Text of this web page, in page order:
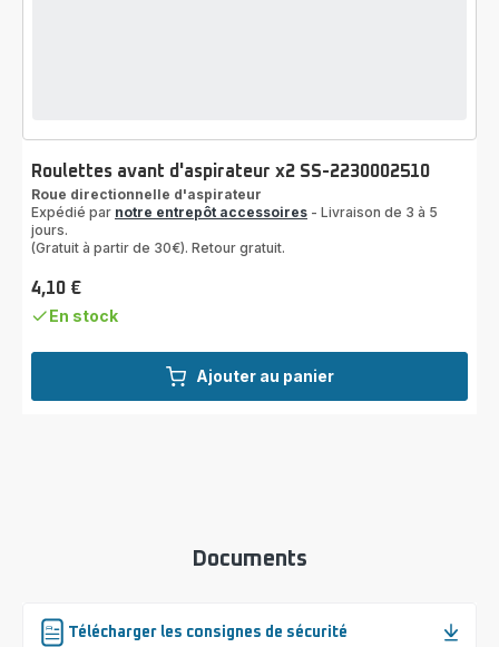
Ajouter au panier
Roulettes avant d'aspirateur x2 SS-2230002510
Roue directionnelle d'aspirateur
Expédié par notre entrepôt accessoires - Livraison de 3 à 5
jours.
(Gratuit à partir de 30€). Retour gratuit.
Prix
4,10 €
En stock
Documents
Télécharger les consignes de sécurité